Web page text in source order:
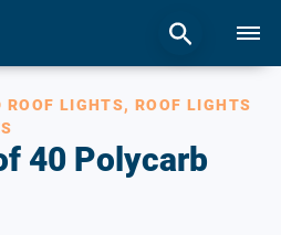
40 Polycarb
ROOF LIGHTS, ROOF LIGHTS